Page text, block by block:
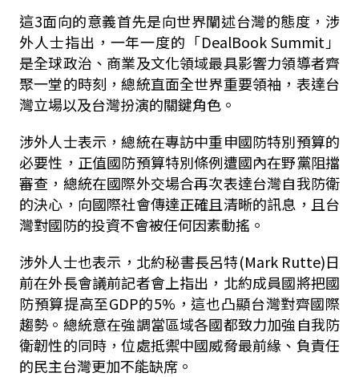
這3面向的意義首先是向世界闡述台灣的態度，涉
外人士指出，一年一度的「DealBook Summit 」
是全球政治、商業及文化領域最具影響力領導者齊
聚一堂的時刻，總統直面全世界重要領袖，表達台
灣立場以及台灣扮演的關鍵角色。
涉外人士表示，總統在專訪中重申國防特別預算的
必要性，正值國防預算特別條例遭國內在野黨阻擋
審查，總統在國際外交場合再次表達台灣自我防衛
的決心，向國際社會傳達正確且清晰的訊息，且台
灣對國防的投資不會被任何因素動搖。
涉外人士也表示，北約秘書長呂特(Mark Rutte)日
前在外長會議前記者會上指出，北約成員國將把國
防預算提高至GDP的5% ，這也凸顯台灣對齊國際
趨勢。總統意在強調當區域各國都致力加強自我防
衛韌性的同時，位處抵禦中國威脅最前緣、負責任
的民主台灣更加不能缺席。